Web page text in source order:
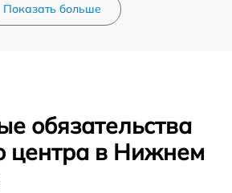
Показать больше
обязательства
центра в Нижнем